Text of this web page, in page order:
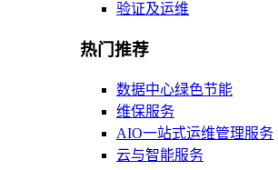
验证及运维
热门推荐
数据中心绿色节能
维保服务
AIO一站式运维管理服务
云与智能服务